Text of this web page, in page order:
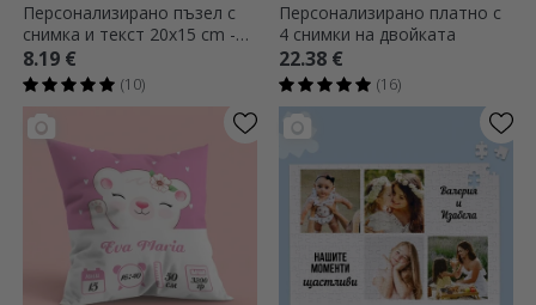
Персонализирано пъзел с
снимка и текст 20x15 cm -
Златна рамка
8.19 €
(10)
Персонализирано платно с
4 снимки на двойката
22.38 €
(16)